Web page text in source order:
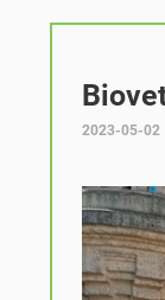
2023-05-02